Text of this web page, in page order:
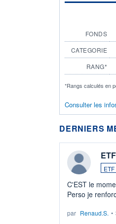
FONDS
CATEGORIE
RANG*
*Rangs calculés en
Consulter les
DERNIERS
C'EST le
Perso je
par Renaud.S. •